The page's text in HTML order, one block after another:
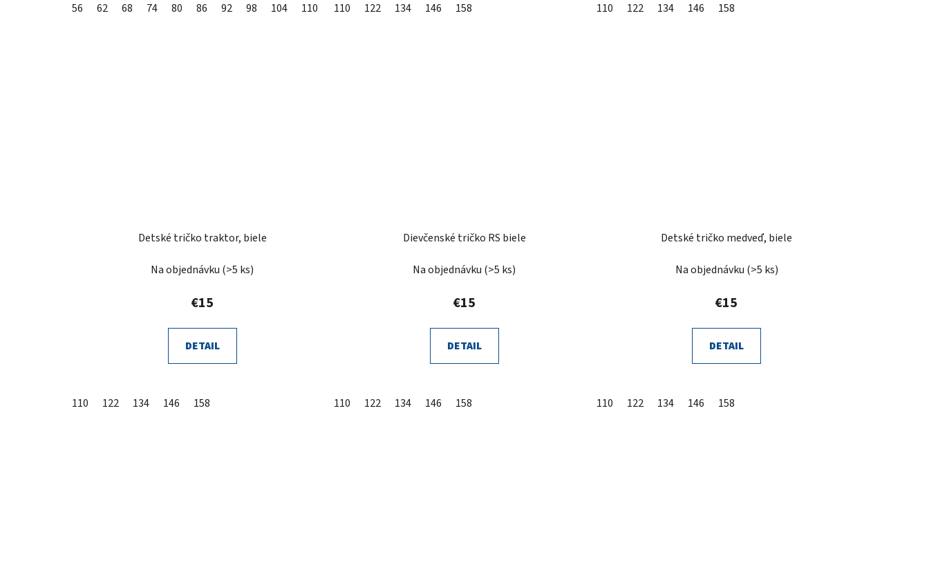
56 62 68 74 80 86 92 98 104 110 110 122 134 146 158 110 122 134 146 158
Detské tričko traktor, biele
Na objednávku (>5 ks)
€15
DETAIL
110 122 134 146 158
Dievčenské tričko RS biele
Na objednávku (>5 ks)
€15
DETAIL
110 122 134 146 158
Detské tričko medveď, biele
Na objednávku (>5 ks)
€15
DETAIL
110 122 134 146 158